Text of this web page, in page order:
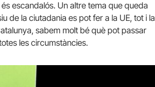
escandalós. Un altre tema que queda
de la ciutadania es pot fer a la UE, tot i la
sabem molt bé què pot passar
les circumstàncies.